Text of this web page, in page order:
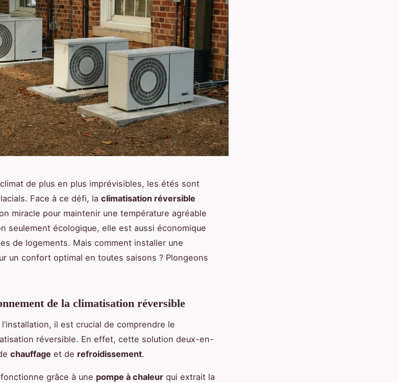
de plus en plus imprévisibles, les étés sont
Face à ce défi, la climatisation réversible
miracle pour maintenir une température agréable
seulement écologique, elle est aussi économique
de logements. Mais comment installer une
un confort optimal en toutes saisons ? Plongeons
de la climatisation réversible
il est crucial de comprendre le
réversible. En effet, cette solution deux-en-
chauffage et de refroidissement.
grâce à une pompe à chaleur qui extrait la